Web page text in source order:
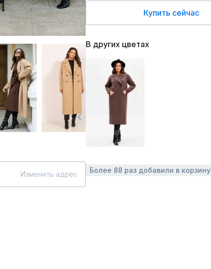
Изменить адрес
Купить сейчас
В других цветах
Более 88 раз добавили в корзину